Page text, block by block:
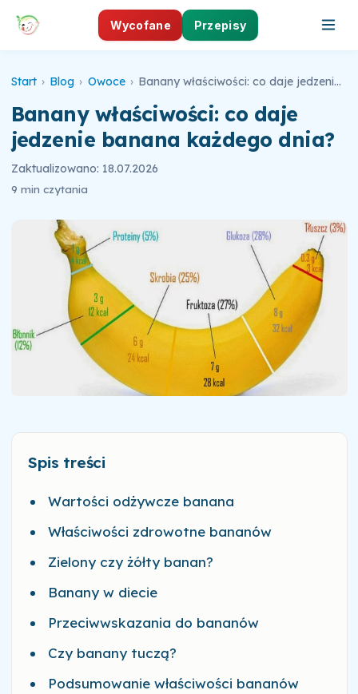
Wycofane Przepisy
Start › Blog › Owoce › Banany właściwości: co daje jedzenie banana każdego dnia?
Banany właściwości: co daje
jedzenie banana każdego dnia?
Zaktualizowano: 18.07.2026
9 min czytania
Spis treści
Wartości odżywcze banana
Właściwości zdrowotne bananów
Zielony czy żółty banan?
Banany w diecie
Przeciwwskazania do bananów
Czy banany tuczą?
Podsumowanie właściwości bananów